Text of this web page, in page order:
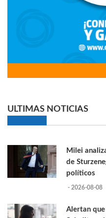
ULTIMAS NOTICIAS
Milei
de
políticos
- 2026-08-08
Alertan que